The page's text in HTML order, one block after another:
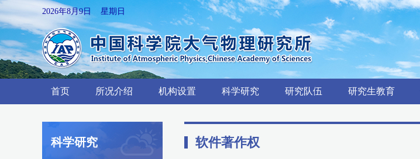
2026年8月9日 星期日
首页 所况介绍 机构设置 科学研究 研究队伍 研究生教育
科学研究 软件著作权